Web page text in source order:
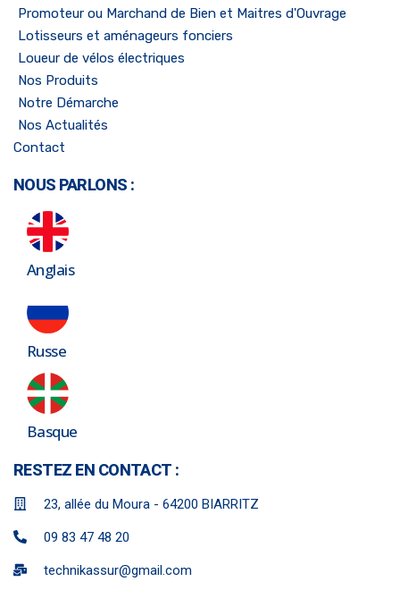
Promoteur ou Marchand de Bien et Maitres d'Ouvrage
Lotisseurs et aménageurs fonciers
Loueur de vélos électriques
Nos Produits
Notre Démarche
Nos Actualités
Contact
NOUS PARLONS :
Anglais
Russe
Basque
RESTEZ EN CONTACT :
23, allée du Moura - 64200 BIARRITZ
09 83 47 48 20
technikassur@gmail.com